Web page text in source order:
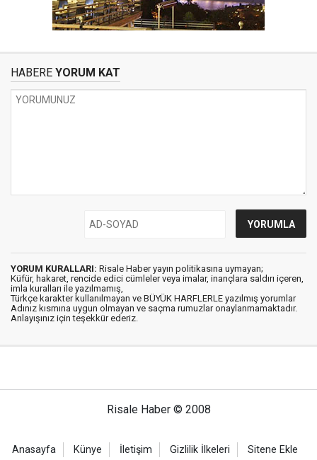
HABERE YORUM KAT
YORUM KURALLARI: Risale Haber yayın politikasına uymayan;
Küfür, hakaret, rencide edici cümleler veya imalar, inançlara saldırı içeren,
imla kuralları ile yazılmamış,
Türkçe karakter kullanılmayan ve BÜYÜK HARFLERLE yazılmış yorumlar
Adınız kısmına uygun olmayan ve saçma rumuzlar onaylanmamaktadır.
Anlayışınız için teşekkür ederiz.
Risale Haber © 2008
Anasayfa Künye İletişim Gizlilik İlkeleri Sitene Ekle